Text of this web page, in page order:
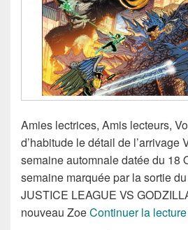
Amies lectrices, Amis lecteurs,
d’habitude le détail de l’arrivage
semaine automnale datée du 18
semaine marquée par la sortie
JUSTICE LEAGUE VS
nouveau ZoeContinuer la lecture